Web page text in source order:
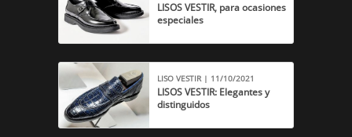
LISOS VESTIR, para ocasiones
especiales
LISO VESTIR | 11/10/2021
LISOS VESTIR: Elegantes y
distinguidos